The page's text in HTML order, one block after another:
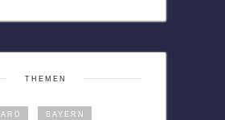
THEMEN
ARD BAYERN